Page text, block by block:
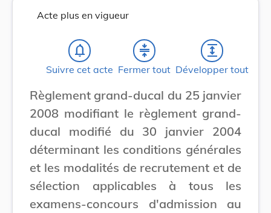
Acte plus en vigueur
notifications_none
Suivre cet acte
compress
Fermer tout
expand
Développer tout
Règlement grand-ducal du 25 janvier
2008 modifiant le règlement grand-
ducal modifié du 30 janvier 2004
déterminant les conditions générales
et les modalités de recrutement et de
sélection applicables à tous les
examens-concours d'admission au